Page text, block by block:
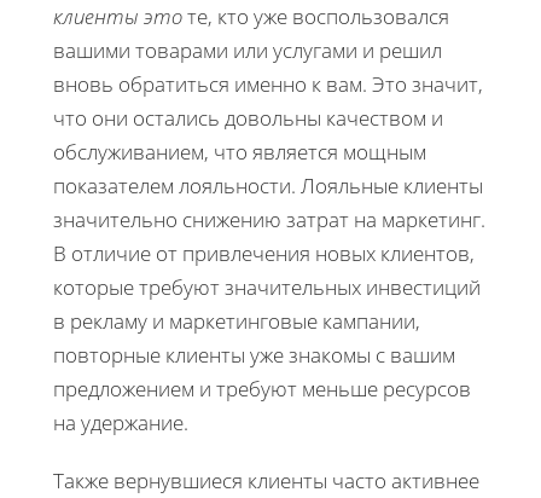
клиенты этоте, кто уже воспользовался
вашими товарами или услугами и решил
вновь обратиться именно к вам. Это значит,
что они остались довольны качеством и
обслуживанием, что является мощным
показателем лояльности. Лояльные клиенты
значительно снижению затрат на маркетинг.
В отличие от привлечения новых клиентов,
которые требуют значительных инвестиций
в рекламу и маркетинговые кампании,
повторные клиенты уже знакомы с вашим
предложением и требуют меньше ресурсов
на удержание.
Также вернувшиеся клиенты часто активнее